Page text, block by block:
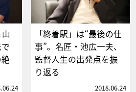
「終着駅」は“最後の仕
事”。名匠・池広一夫、
監督人生の出発点を振
り返る
2018.06.24